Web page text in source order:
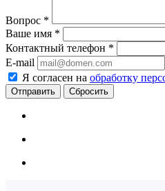
Вопрос *
Ваше имя *
Контактный телефон *
E-mail
Я согласен на обработку
Сбросить